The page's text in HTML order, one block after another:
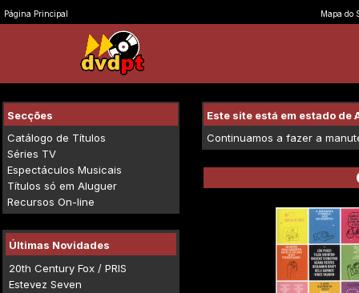
Página Principal Mapa do
Secções
Catálogo de Títulos
Séries TV
Espectáculos Musicais
Títulos só em Aluguer
Recursos On-line
Últimas Novidades
20th Century Fox / PRIS
Estevez Seven
Este site está em estado de
Continuamos a fazer a